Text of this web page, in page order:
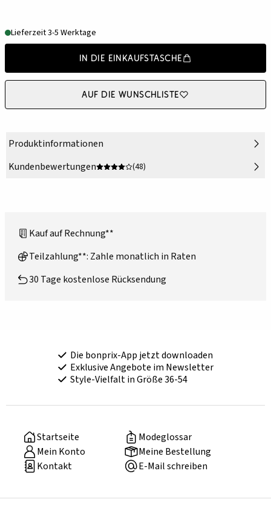
Lieferzeit 3-5 Werktage
In die Einkaufstasche
Auf die Wunschliste
Produktinformationen
Kundenbewertungen
(48)
Kauf auf Rechnung**
Teilzahlung**: Zahle monatlich in Raten
30 Tage kostenlose Rücksendung
Die bonprix-App jetzt downloaden
Exklusive Angebote im Newsletter
Style-Vielfalt in Größe 36-54
Startseite
Modeglossar
Mein Konto
Meine Bestellung
Kontakt
E-Mail schreiben